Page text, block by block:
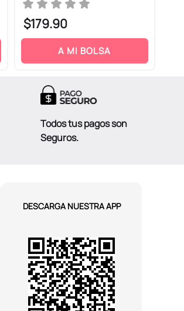
$179.90
A MI BOLSA
Todos tus pagos son
Seguros.
DESCARGA NUESTRA APP